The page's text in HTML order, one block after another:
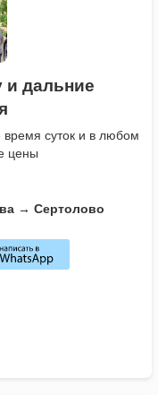
и дальние
суток и в любом
цены
→ Сертолово